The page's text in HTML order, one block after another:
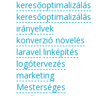
keresőoptimalizálás
keresőoptimalizálás
irányelvek
konverzió növelés
laravel linképítés
logótervezés
marketing
Mesterséges